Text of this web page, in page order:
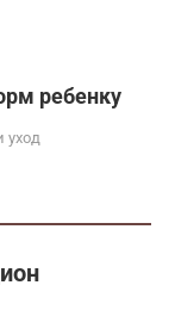
ребенку
уход